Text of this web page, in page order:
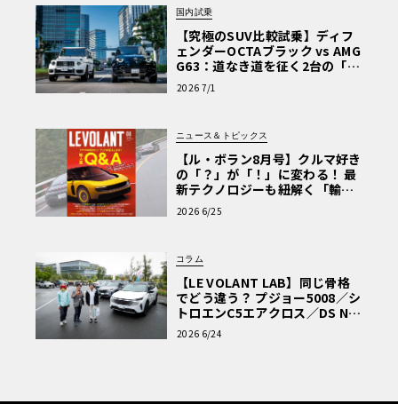
国内試乗
【究極のSUV比較試乗】ディフ
ェンダーOCTAブラック vs AMG
G63：道なき道を征く2台の「対
極的アプローチ」
2026 7/1
ニュース＆トピックス
【ル・ボラン8月号】クルマ好き
の「？」が「！」に変わる！ 最
新テクノロジーも紐解く「輸入
車Q&A」
2026 6/25
コラム
【LE VOLANT LAB】同じ骨格
でどう違う？ プジョー5008／シ
トロエンC5エアクロス／DS Nº4
読者一気乗りレポート
2026 6/24